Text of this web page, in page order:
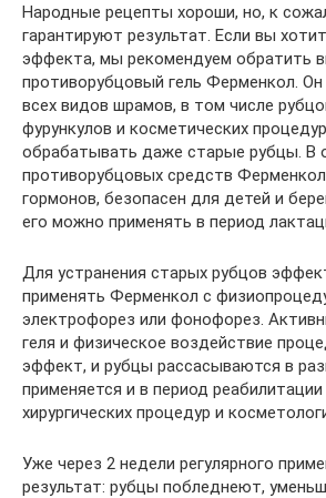
Народные рецепты хороши, но, к
гарантируют результат. Если вы
эффекта, мы рекомендуем обратить
противорубцовый гель Ферменкол.
всех видов шрамов, в том числе
фурункулов и косметических
обрабатывать даже старые рубцы. В
противорубцовых средств
гормонов, безопасен для детей и
его можно применять в период
Для устранения старых рубцов
применять Ферменкол с
электрофорез или фонофорез.
геля и физическое воздействие
эффект, и рубцы рассасываются в
применяется и в период
хирургических процедур и
Уже через 2 недели регулярного
результат: рубцы побледнеют,